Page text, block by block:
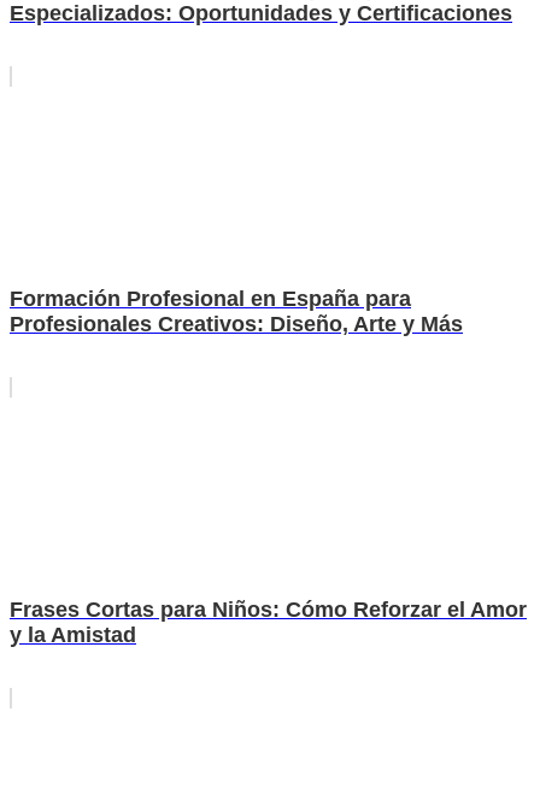
Especializados: Oportunidades y Certificaciones
Formación Profesional en España para
Profesionales Creativos: Diseño, Arte y Más
Frases Cortas para Niños: Cómo Reforzar el Amor
y la Amistad